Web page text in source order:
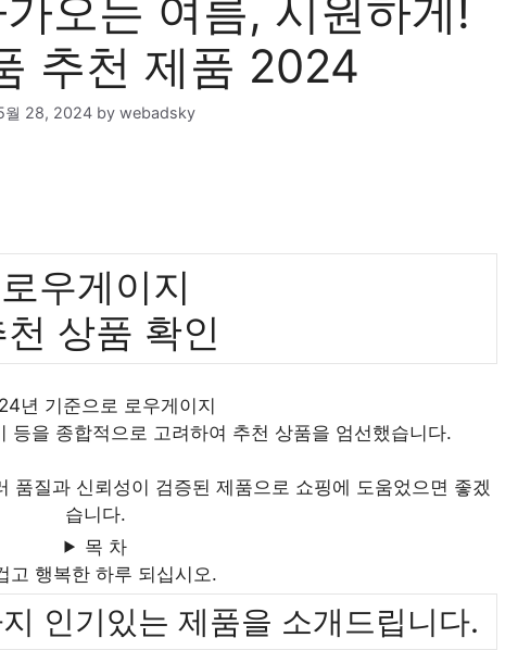
오는 여름, 시원하게!
추천 제품 2024
월 28, 2024 by webadsky
로우게이지
천 상품 확인
년 기준으로 로우게이지
등을 종합적으로 고려하여 추천 상품을 엄선했습니다.
품질과 신뢰성이 검증된 제품으로 쇼핑에 도움었으면 좋겠
습니다.
목 차
고 행복한 하루 되십시오.
인기있는 제품을 소개드립니다.